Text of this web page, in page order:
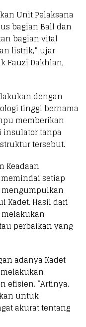
Unit Pelaksana
bagian Ball dan
bagian vital
listrik,” ujar
Fauzi Dakhlan,
dengan
tinggi bernama
memberikan
tanpa
tersebut.
Keadaan
memindai setiap
Kadet. Hasil dari
perbaikan yang
adanya Kadet
melakukan
efisien. “Artinya,
untuk
akurat tentang